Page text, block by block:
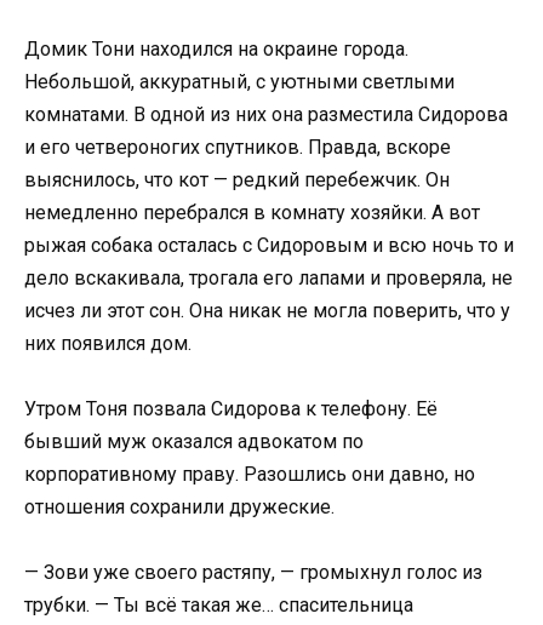
Домик Тони находился на окраине города.
Небольшой, аккуратный, с уютными светлыми
комнатами. В одной из них она разместила Сидорова
и его четвероногих спутников. Правда, вскоре
выяснилось, что кот — редкий перебежчик. Он
немедленно перебрался в комнату хозяйки. А вот
рыжая собака осталась с Сидоровым и всю ночь то и
дело вскакивала, трогала его лапами и проверяла, не
исчез ли этот сон. Она никак не могла поверить, что у
них появился дом.
Утром Тоня позвала Сидорова к телефону. Её
бывший муж оказался адвокатом по
корпоративному праву. Разошлись они давно, но
отношения сохранили дружеские.
— Зови уже своего растяпу, — громыхнул голос из
трубки. — Ты всё такая же… спасительница